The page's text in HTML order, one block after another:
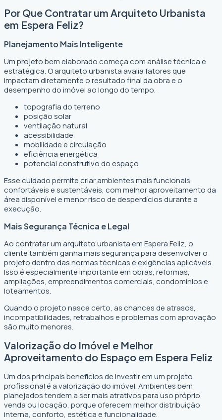
Por Que Contratar um Arquiteto Urbanista
em Espera Feliz?
Planejamento Mais Inteligente
Um projeto bem elaborado começa com análise técnica e
estratégica. O arquiteto urbanista avalia fatores que
impactam diretamente o resultado final da obra e o
desempenho do imóvel ao longo do tempo.
topografia do terreno
posição solar
ventilação natural
acessibilidade
mobilidade e circulação
eficiência energética
potencial construtivo do espaço
Esse cuidado permite criar ambientes mais funcionais,
confortáveis e sustentáveis, com melhor aproveitamento da
área disponível e menor risco de desperdícios durante a
execução.
Mais Segurança Técnica e Legal
Ao contratar um arquiteto urbanista em Espera Feliz, o
cliente também ganha mais segurança para desenvolver o
projeto dentro das normas técnicas e exigências aplicáveis.
Isso é especialmente importante em obras, reformas,
ampliações, empreendimentos comerciais, condomínios e
loteamentos.
Quando o projeto nasce certo, as chances de atrasos,
incompatibilidades, retrabalhos e problemas com aprovação
são muito menores.
Valorização do Imóvel e Melhor
Aproveitamento do Espaço em Espera Feliz
Um dos principais benefícios de investir em um projeto
profissional é a valorização do imóvel. Ambientes bem
planejados tendem a ser mais atrativos para uso próprio,
venda ou locação, porque oferecem melhor distribuição
interna, conforto, estética e funcionalidade.